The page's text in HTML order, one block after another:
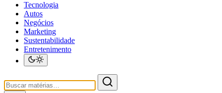
Tecnologia
Autos
Negócios
Marketing
Sustentabilidade
Entretenimento